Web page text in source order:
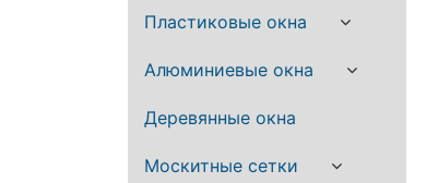
Пластиковые окна
Алюминиевые окна
Деревянные окна
Москитные сетки